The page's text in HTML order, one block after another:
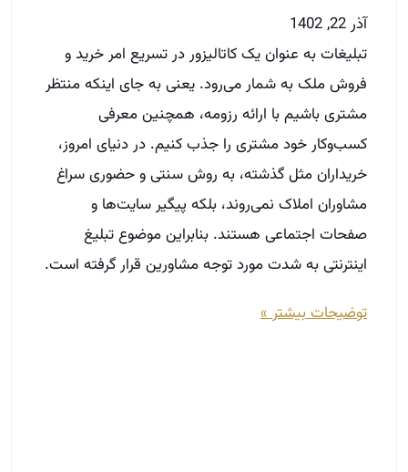
آذر 22, 1402
تبلیغات به عنوان یک کاتالیزور در تسریع امر خرید و
فروش ملک به شمار می‌رود. یعنی به جای اینکه منتظر
مشتری باشیم با ارائه رزومه، همچنین معرفی
کسب‌وکار خود مشتری را جذب کنیم. در دنیای امروز،
خریداران مثل گذشته، به روش سنتی و حضوری سراغ
مشاوران املاک نمی‌روند، بلکه پیگیر سایت‌ها و
صفحات اجتماعی هستند. بنابراین موضوع تبلیغ
اینترنتی به شدت مورد توجه مشاورین قرار گرفته است.
توضیحات بیشتر »